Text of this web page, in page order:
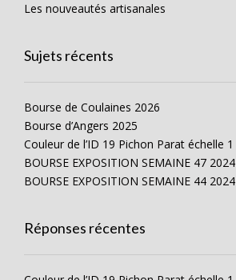
Les nouveautés artisanales
Sujets récents
Bourse de Coulaines 2026
Bourse d’Angers 2025
Couleur de l’ID 19 Pichon Parat échelle 1
BOURSE EXPOSITION SEMAINE 47 2024
BOURSE EXPOSITION SEMAINE 44 2024
Réponses récentes